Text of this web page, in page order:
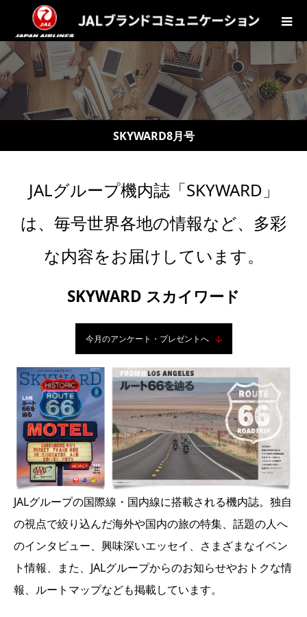
SKYWARD8月号
JALグループ機内誌「SKYWARD」
は、毎号世界各地の情報など、多彩
な内容をお届けしています。
SKYWARD スカイワード
今月のアンケート・プレゼントへ
JALグループの国際線・国内線に搭載される機内誌。独自
の視点で絞り込んだ海外や国内の旅の特集、話題の人へ
のインタビュー、興味深いエッセイ、さまざまなイベン
ト情報、また、JALグループからのお知らせやおトクな情
報、ルートマップなども掲載しています。